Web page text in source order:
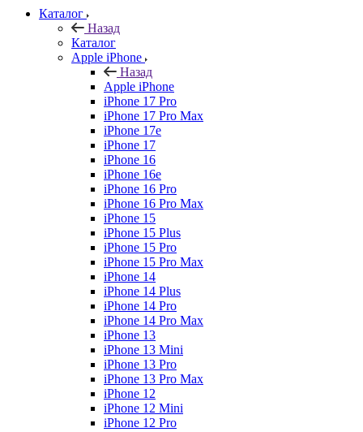
Каталог
Назад
Каталог
Apple iPhone
Назад
Apple iPhone
iPhone 17 Pro
iPhone 17 Pro Max
iPhone 17e
iPhone 17
iPhone 16
iPhone 16e
iPhone 16 Pro
iPhone 16 Pro Max
iPhone 15
iPhone 15 Plus
iPhone 15 Pro
iPhone 15 Pro Max
iPhone 14
iPhone 14 Plus
iPhone 14 Pro
iPhone 14 Pro Max
iPhone 13
iPhone 13 Mini
iPhone 13 Pro
iPhone 13 Pro Max
iPhone 12
iPhone 12 Mini
iPhone 12 Pro